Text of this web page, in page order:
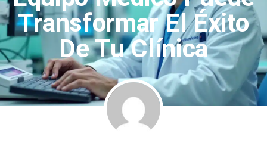
Transformar El Éxito
De Tu Clínica